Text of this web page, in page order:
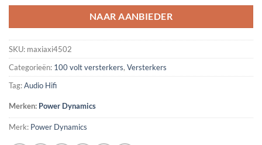
NAAR AANBIEDER
SKU: maxiaxi4502
Categorieën: 100 volt versterkers, Versterkers
Tag:Audio Hifi
Merken: Power Dynamics
Merk: Power Dynamics